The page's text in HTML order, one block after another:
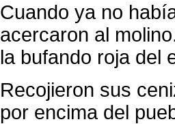
Cuando ya no
acercaron al
la bufando roja del
Recojieron sus
por encima del